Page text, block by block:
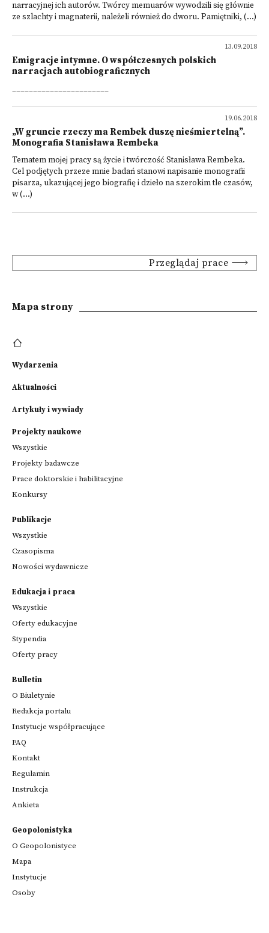
narracyjnej ich autorów. Twórcy memuarów wywodzili się głównie
ze szlachty i magnaterii, należeli również do dworu. Pamiętniki, (...)
13.09.2018
Emigracje intymne. O współczesnych polskich
narracjach autobiograficznych
_______________________
19.06.2018
„W gruncie rzeczy ma Rembek duszę nieśmiertelną”.
Monografia Stanisława Rembeka
Tematem mojej pracy są życie i twórczość Stanisława Rembeka.
Cel podjętych przeze mnie badań stanowi napisanie monografii
pisarza, ukazującej jego biografię i dzieło na szerokim tle czasów,
w (...)
Przeglądaj prace
Mapa strony
Wydarzenia
Aktualności
Artykuły i wywiady
Projekty naukowe
Wszystkie
Projekty badawcze
Prace doktorskie i habilitacyjne
Konkursy
Publikacje
Wszystkie
Czasopisma
Nowości wydawnicze
Edukacja i praca
Wszystkie
Oferty edukacyjne
Stypendia
Oferty pracy
Bulletin
O Biuletynie
Redakcja portalu
Instytucje współpracujące
FAQ
Kontakt
Regulamin
Instrukcja
Ankieta
Geopolonistyka
O Geopolonistyce
Mapa
Instytucje
Osoby